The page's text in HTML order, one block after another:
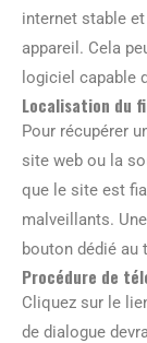
internet stable
appareil. Cela
logiciel capable
Localisation du
Pour récupérer
site web ou la
que le site est
malveillants.
bouton dédié au
Procédure de
Cliquez sur le
de dialogue